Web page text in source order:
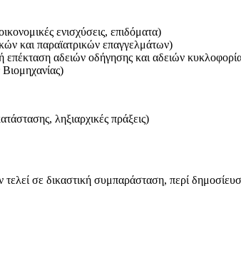
ενισχύσεις, επιδόματα)
και παραϊατρικών επαγγελμάτων)
αδειών οδήγησης και αδειών
ληξιαρχικές πράξεις)
τελεί σε δικαστική συμπαράσταση, περί